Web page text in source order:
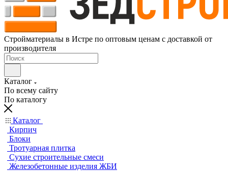
Стройматериалы в Истре по оптовым ценам с доставкой от
производителя
Каталог
По всему сайту
По каталогу
Каталог
Кирпич
Блоки
Тротуарная плитка
Сухие строительные смеси
Железобетонные изделия ЖБИ